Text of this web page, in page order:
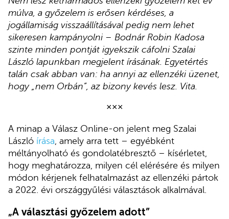
múlva, a győzelem is erősen kérdéses, a
jogállamiság visszaállításával pedig nem lehet
sikeresen kampányolni – Bodnár Robin Kadosa
szinte minden pontját igyekszik cáfolni Szalai
László lapunkban megjelent írásának. Egyetértés
talán csak abban van: ha annyi az ellenzéki üzenet,
hogy „nem Orbán”, az bizony kevés lesz. Vita.
×××
A minap a Válasz Online-on jelent meg Szalai
László írása, amely arra tett – egyébként
méltányolható és gondolatébresztő – kísérletet,
hogy meghatározza, milyen cél elérésére és milyen
módon kérjenek felhatalmazást az ellenzéki pártok
a 2022. évi országgyűlési választások alkalmával.
„A választási győzelem adott”